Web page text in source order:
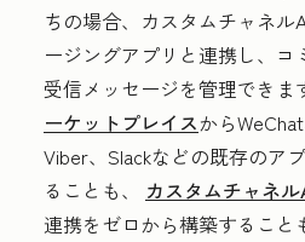
ちの場合、カスタムチャネル
ージングアプリと連携し、
受信メッセージを管理できま
ーケットプレイスから
Viber、Slackなどの既存のア
ることも、 カスタムチャネ
連携をゼロから構築すること